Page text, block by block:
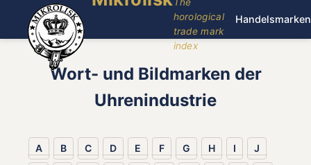
horological
trade mark
index
Handelsmarken
Wort- und Bildmarken der
Uhrenindustrie
A B C D E F G H I J